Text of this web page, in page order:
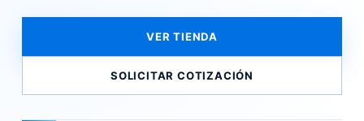
VER TIENDA
SOLICITAR COTIZACIÓN